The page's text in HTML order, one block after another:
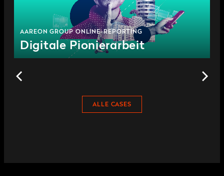
AAREON GROUP ONLINE-REPORTING
Digitale Pionierarbeit
ALLE CASES